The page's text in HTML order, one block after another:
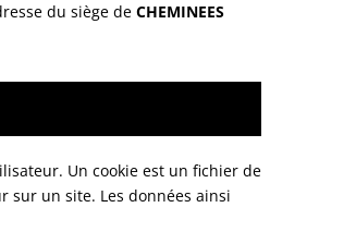
du siège de CHEMINEES
Un cookie est un fichier de
un site. Les données ainsi